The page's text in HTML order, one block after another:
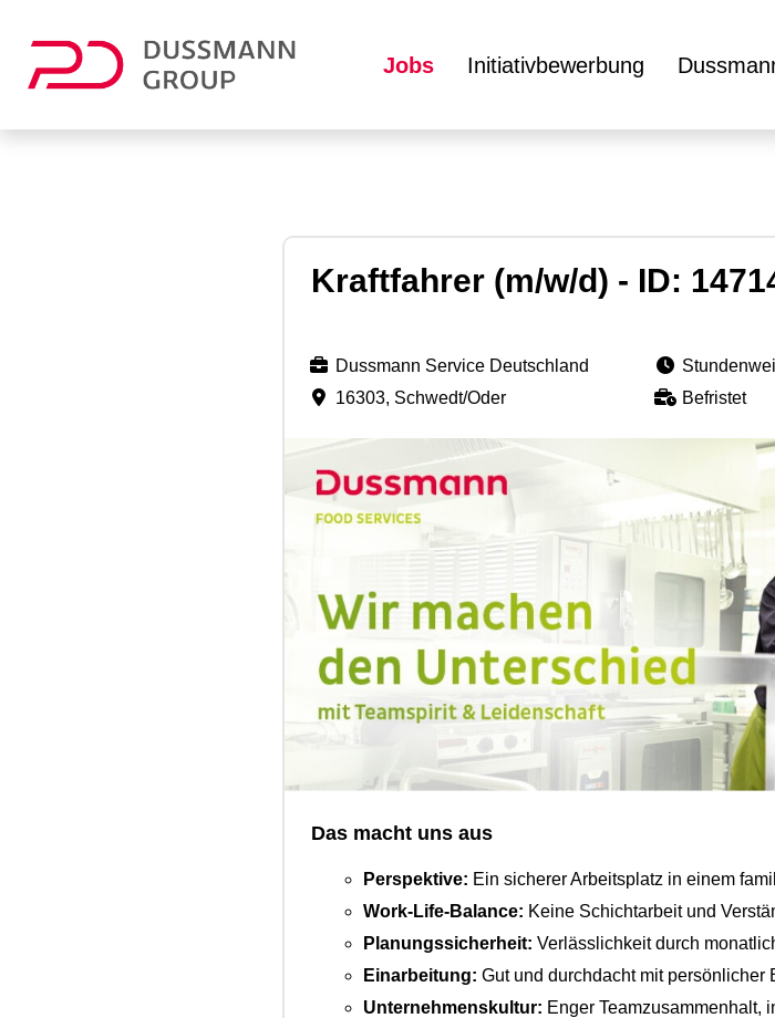
Jobs Initiativbewerbung
Kraftfahrer (m/w/d) - ID:
Dussmann Service Deutschland
16303, Schwedt/Oder
Befristet
Das macht uns aus
Perspektive: Ein sicherer Arbeitsplatz in einem
Work-Life-Balance: Keine Schichtarbeit und
Planungssicherheit: Verlässlichkeit durch
Einarbeitung: Gut und durchdacht mit persönlicher
Unternehmenskultur: Enger Teamzusammenhalt,